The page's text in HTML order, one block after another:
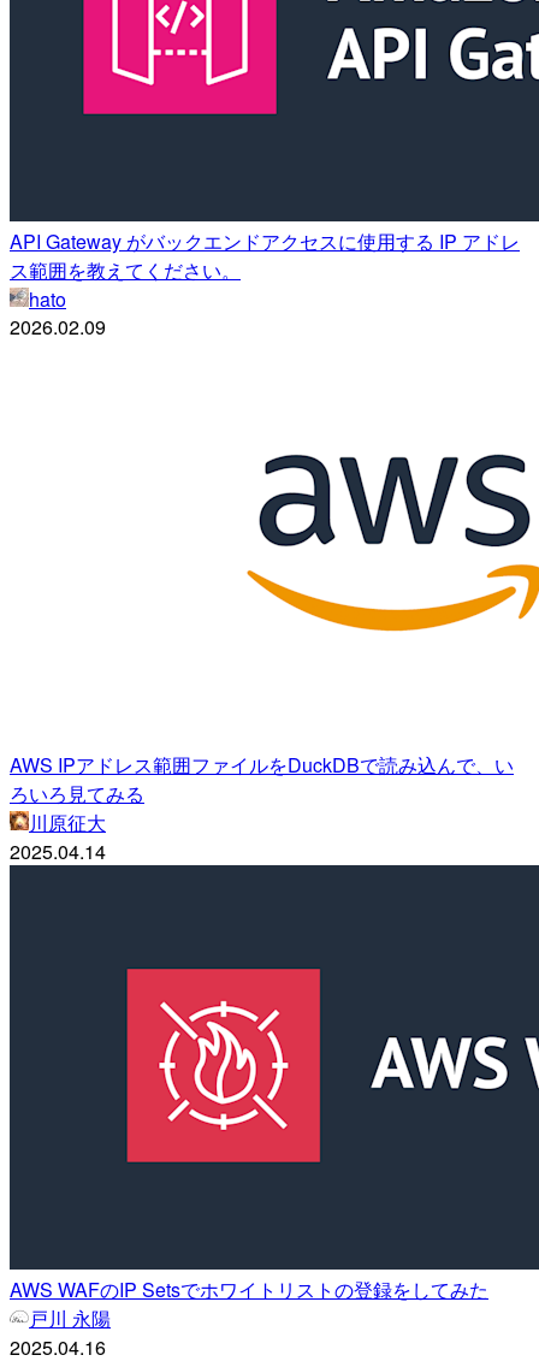
API Gateway がバックエンドアクセスに使用する IP アドレ
ス範囲を教えてください。
hato
2026.02.09
AWS IPアドレス範囲ファイルをDuckDBで読み込んで、い
ろいろ見てみる
川原征大
2025.04.14
AWS WAFのIP Setsでホワイトリストの登録をしてみた
戸川 永陽
2025.04.16